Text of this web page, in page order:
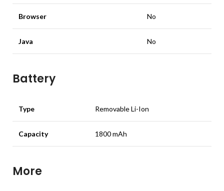
Browser No
Java No
Battery
Type Removable Li-Ion
Capacity 1800 mAh
More